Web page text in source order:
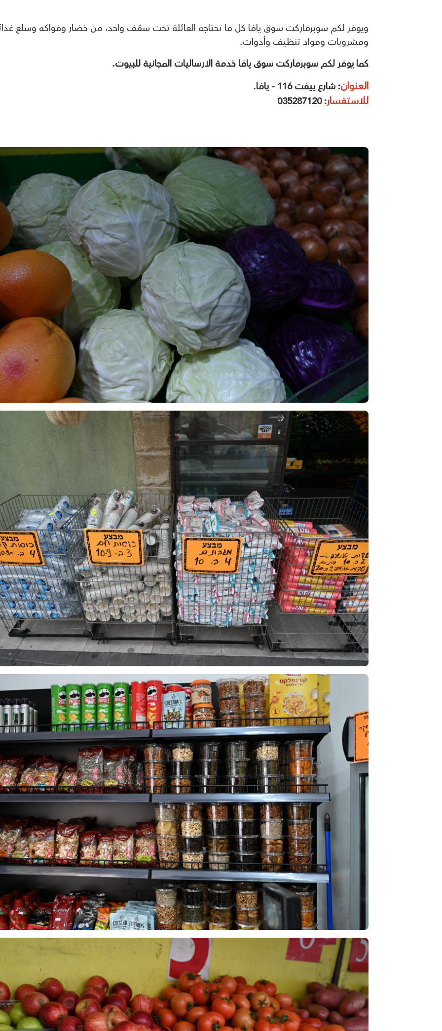
ويوفر لكم سوبرماركت سوق يافا كل ما تحتاجه العائلة تحت سقف واحد، من خضار وفواكه وسلع
ومشروبات ومواد تنظيف وأدوات.
كما يوفر لكم سوبرماركت سوق يافا خدمة الارساليات المجانية للبيوت.
العنوان: شارع ييفت 116 - يافا.
للاستفسار: 035287120